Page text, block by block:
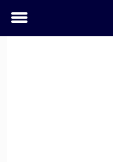
Toggle